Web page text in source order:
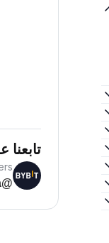
@BybitArabia